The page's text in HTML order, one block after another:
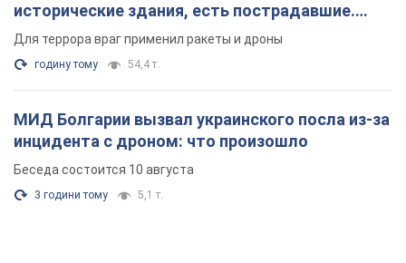
исторические здания, есть пострадавшие.
Фото и видео
Для террора враг применил ракеты и дроны
годину тому 54,4 т.
МИД Болгарии вызвал украинского посла из-за
инцидента с дроном: что произошло
Беседа состоится 10 августа
3 години тому 5,1 т.